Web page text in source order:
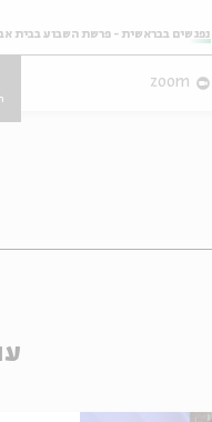
מתוך:
נפגשים בבראשית - פרשת השבוע בבית
zoom